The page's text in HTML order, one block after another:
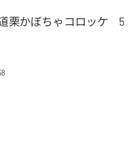
栗かぼちゃコロッケ 5